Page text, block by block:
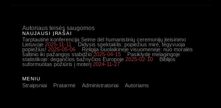
Autoriaus teisės saugomos
NAUJAUSI ĮRAŠAI
Tarptautinė konferencija Seime dėl humanistinių ceremonijų įteisinimo
Lietuvoje 2025-11-11
Didysis spektaklis: popiežius mirė, tegyvuoja
popiežius! 2025-05-06
Religija šiuolaikinėje visuomenėje: nuo moralės
šaltinio iki pažangos stabdžio 2025-04-15
Pasiklydę melagingoje
statistikoje: degančios bažnyčios Europoje 2025-02-10
Biblijos
suformuotas požiūris į moterį 2024-11-27
MENIU
Straipsniai Pratarmė Administratoriai Autoriams